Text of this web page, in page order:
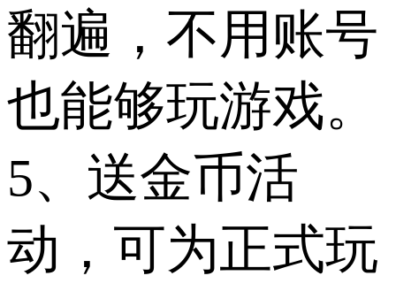
翻遍，不用账号
也能够玩游戏。
5、送金币活
动，可为正式玩